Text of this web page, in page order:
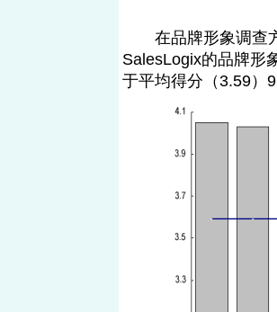
在品牌形象调查方
SalesLogix的品牌形
于平均得分（3.59）